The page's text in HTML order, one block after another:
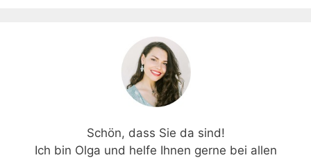
Schön, dass Sie da sind!
Ich bin Olga und helfe Ihnen gerne bei allen